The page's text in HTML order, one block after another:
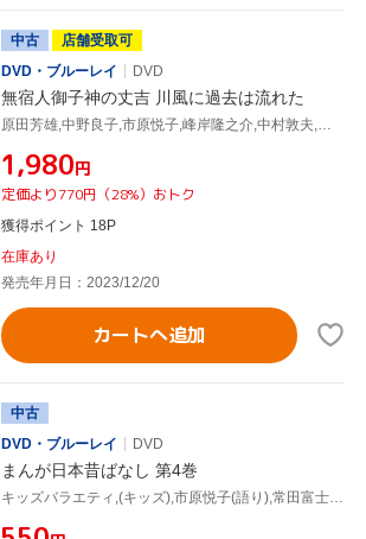
中古
店舗受取可
DVD・ブルーレイ
DVD
無宿人御子神の丈吉 川風に過去は流れた
¥1,980円
定価より770円（28%）おトク
獲得ポイント 18P
在庫あり
発売年月日：2023/12/20
カートへ追加
中古
DVD・ブルーレイ
DVD
まんが日本昔ばなし 第4巻
キッズバラエティ,(キッズ),市原悦子(語り),常田富士男(語り),北原じゅん(音楽),愛プロ(音楽)